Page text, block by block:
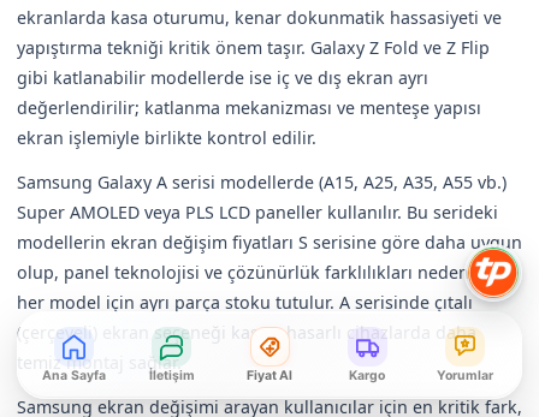
ekranlarda kasa oturumu, kenar dokunmatik hassasiyeti ve
yapıştırma tekniği kritik önem taşır. Galaxy Z Fold ve Z Flip
gibi katlanabilir modellerde ise iç ve dış ekran ayrı
değerlendirilir; katlanma mekanizması ve menteşe yapısı
ekran işlemiyle birlikte kontrol edilir.
Samsung Galaxy A serisi modellerde (A15, A25, A35, A55 vb.)
Super AMOLED veya PLS LCD paneller kullanılır. Bu serideki
modellerin ekran değişim fiyatları S serisine göre daha uygun
olup, panel teknolojisi ve çözünürlük farklılıkları nedeniyle
her model için ayrı parça stoku tutulur. A serisinde çıtalı
(çerçeveli) ekran seçeneği kasası hasarlı cihazlarda daha
temiz montaj sağlar.
Samsung ekran değişimi arayan kullanıcılar için en kritik fark,
Ana Sayfa İletişim Fiyat Al Kargo Yorumlar